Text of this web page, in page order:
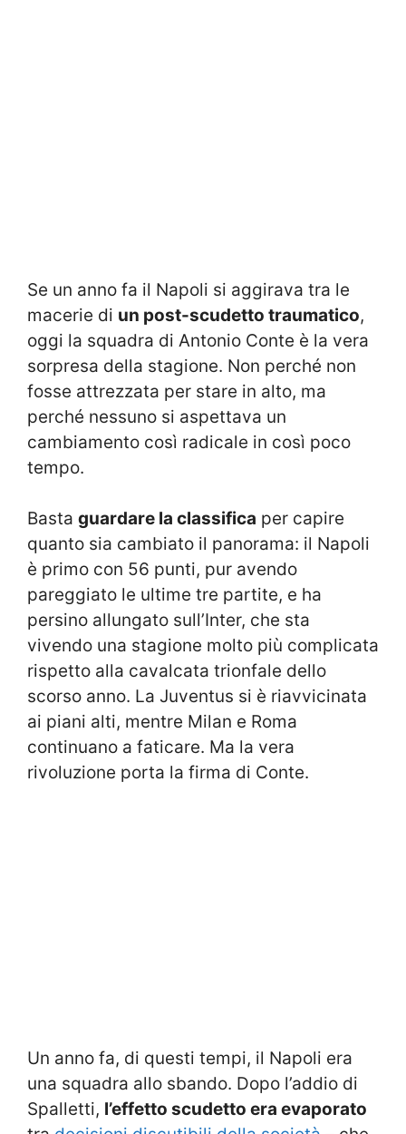
Se un anno fa il Napoli si aggirava tra le
macerie di un post-scudetto traumatico,
oggi la squadra di Antonio Conte è la vera
sorpresa della stagione. Non perché non
fosse attrezzata per stare in alto, ma
perché nessuno si aspettava un
cambiamento così radicale in così poco
tempo.
Basta guardare la classifica per capire
quanto sia cambiato il panorama: il Napoli
è primo con 56 punti, pur avendo
pareggiato le ultime tre partite, e ha
persino allungato sull’Inter, che sta
vivendo una stagione molto più complicata
rispetto alla cavalcata trionfale dello
scorso anno. La Juventus si è riavvicinata
ai piani alti, mentre Milan e Roma
continuano a faticare. Ma la vera
rivoluzione porta la firma di Conte.
Un anno fa, di questi tempi, il Napoli era
una squadra allo sbando. Dopo l’addio di
Spalletti, l’effetto scudetto era evaporato